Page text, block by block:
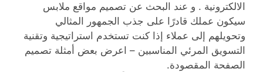
الالكترونية . و عند البحث عن تصميم مواقع ملابس
سيكون عملك قادرًا على جذب الجمهور المثالي
وتحويلهم إلى عملاء إذا كنت تستخدم استراتيجية وتقنية
التسويق المرئي المناسبين – اعرض بعض أمثلة تصميم
الصفحة المقصودة.